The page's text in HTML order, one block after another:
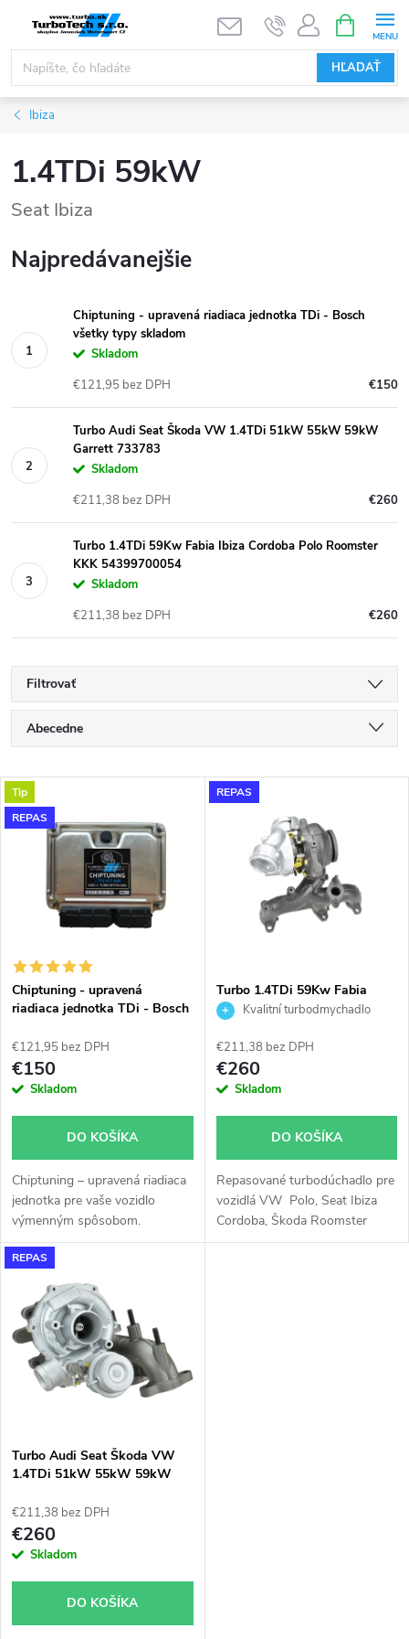
obsah
HĽADAŤ
KOŠÍK
Ibiza
1.4TDi 59kW
Seat Ibiza
Najpredávanejšie
Chiptuning - upravená riadiaca jednotka TDi - Bosch
všetky typy skladom
Skladom
€150
€121,95 bez DPH
Turbo Audi Seat Škoda VW 1.4TDi 51kW 55kW 59kW
Garrett 733783
Skladom
€260
€211,38 bez DPH
Turbo 1.4TDi 59Kw Fabia Ibiza Cordoba Polo Roomster
KKK 54399700054
Skladom
€260
€211,38 bez DPH
Filtrovať
R
a
d
i
e
p
r
d
u
k
t
o
Abecedne
Najdrahšie
Najpredávanejšie
V
ý
s
p
r
o
d
u
k
t
o
Tip
REPAS
Chiptuning - upravená
riadiaca jednotka TDi - Bosch
€121,95 bez DPH
€150
Skladom
DO KOŠÍKA
Chiptuning – upravená riadiaca
jednotka pre vaše vozidlo
výmenným spôsobom.
REPAS
Turbo 1.4TDi 59Kw Fabia
Ibiza Cordoba Polo Roomster
Kvalitní turbodmychadlo
€211,38 bez DPH
€260
Skladom
DO KOŠÍKA
Repasované turbodúchadlo pre
vozidlá VW Polo, Seat Ibiza
Cordoba, Škoda Roomster
Fabia s motory 1.4TDi 59Kw
REPAS
Turbo Audi Seat Škoda VW
1.4TDi 51kW 55kW 59kW
€211,38 bez DPH
€260
Skladom
DO KOŠÍKA